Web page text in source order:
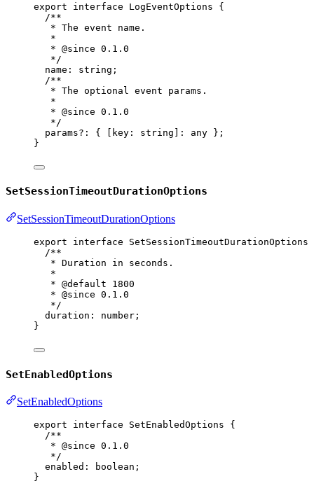
export interface LogEventOptions {
/**
* The event name.
*
* @since 0.1.0
*/
name : string ;
/**
* The optional event params.
*
* @since 0.1.0
*/
params?: { [ key : string ] : any };
}
SetSessionTimeoutDurationOptions
SetSessionTimeoutDurationOptions
export interface SetSessionTimeoutDurationOptions
/**
* Duration in seconds.
*
* @default
1800
* @since 0.1.0
*/
duration : number ;
}
SetEnabledOptions
SetEnabledOptions
export interface SetEnabledOptions {
/**
* @since 0.1.0
*/
enabled : boolean ;
}